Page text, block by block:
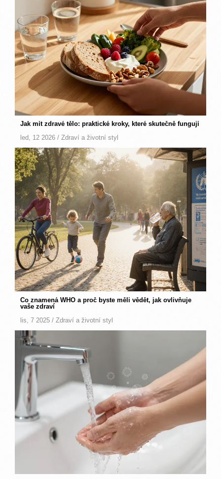
Jak mít zdravé tělo: praktické kroky, které skutečně fungují
led, 12 2026 /Zdraví a životní styl
Co znamená WHO a proč byste měli vědět, jak ovlivňuje
vaše zdraví
lis, 7 2025 /Zdraví a životní styl